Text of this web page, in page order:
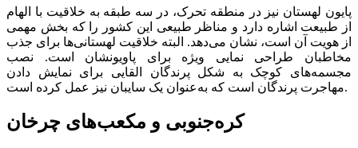
پایون لهستان نیز در منطقه تحرک، در سه طبقه به خلاقیت با الهام
از طبیعت اشاره دارد و مناظر طبیعی این کشور را که بخش مهمی
از هویت آن است، نشان می‌دهد. البته خلاقیت لهستانی‌ها برای جذب
مخاطبان طراحی نمایی ویژه برای پاویونشان است. نصب
مجسمه‌های کوچک به شکل پرندگان القایی برای نمایش دادن
مهاجرت پرندگان است که به‌عنوان یک سایبان نیز عمل کرده است.
کره‌جنوبی و مکعب‌های چرخان